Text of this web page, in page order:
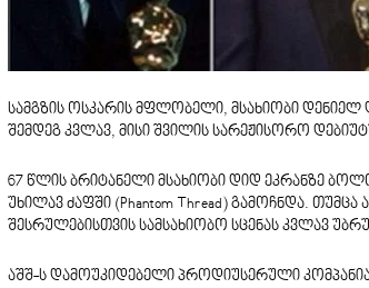
სამგზის ოსკარის მფლობელი, მსახიობი დენიელ
შემდეგ კვლავ, მისი შვილის სარეჟისორო
67 წლის ბრიტანელი მსახიობი დიდ ეკრანზე
უხილავ ძაფში (Phantom Thread) გამოჩნდა.
შესრულებისთვის სამსახიობო სცენას კვლავ
აშშ-ს დამოუკიდებელი პროდიუსერული კომპანია